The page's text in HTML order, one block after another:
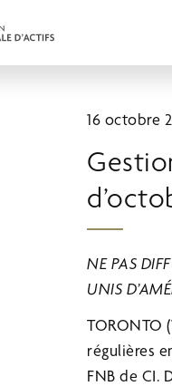
16 octobre
NE PAS
UNIS
TORONTO
régulières
FNB de CI.